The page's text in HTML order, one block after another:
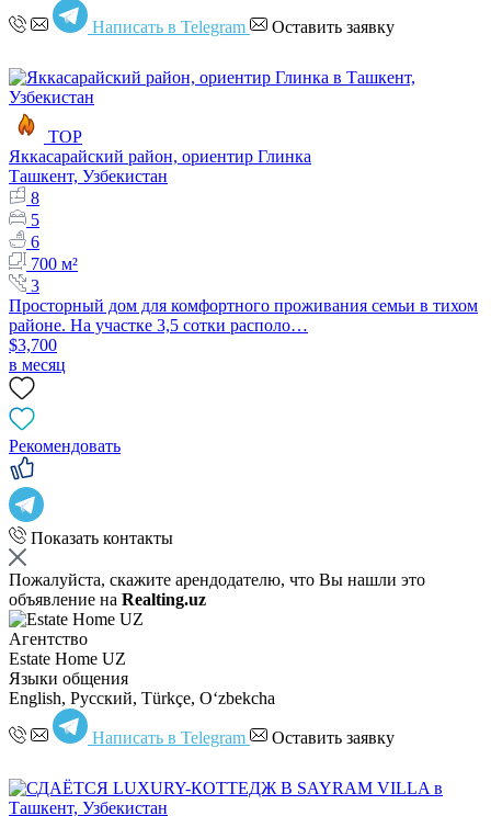
Написать в Telegram Оставить заявку
TOP
Яккасарайский район, ориентир Глинка
Ташкент, Узбекистан
8
5
6
700 м²
3
Просторный дом для комфортного проживания семьи в тихом
районе. На участке 3,5 сотки располо…
$3,700
в месяц
Рекомендовать
Показать контакты
Пожалуйста, скажите арендодателю, что Вы нашли это
объявление на Realting.uz
Агентство
Estate Home UZ
Языки общения
English, Русский, Türkçe, Oʻzbekcha
Написать в Telegram Оставить заявку